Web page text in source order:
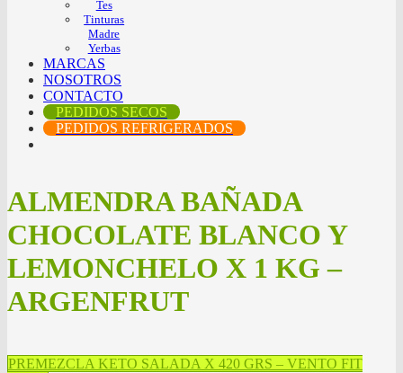
Tes
Tinturas
Madre
Yerbas
MARCAS
NOSOTROS
CONTACTO
PEDIDOS SECOS
PEDIDOS REFRIGERADOS
ALMENDRA BAÑADA
CHOCOLATE BLANCO Y
LEMONCHELO X 1 KG –
ARGENFRUT
PREMEZCLA KETO SALADA X 420 GRS – VENTO FIT